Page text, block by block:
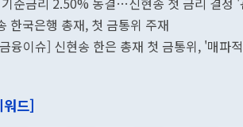
한국은행 총재, 첫 금통위 주재
융이슈] 신현송 한은 총재 첫 금통위, '매파
드]